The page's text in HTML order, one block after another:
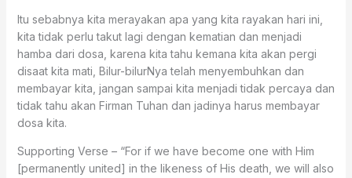
Itu sebabnya kita merayakan apa yang kita rayakan hari ini,
kita tidak perlu takut lagi dengan kematian dan menjadi
hamba dari dosa, karena kita tahu kemana kita akan pergi
disaat kita mati, Bilur-bilurNya telah menyembuhkan dan
membayar kita, jangan sampai kita menjadi tidak percaya dan
tidak tahu akan Firman Tuhan dan jadinya harus membayar
dosa kita.
Supporting Verse – “For if we have become one with Him
[permanently united] in the likeness of His death, we will also